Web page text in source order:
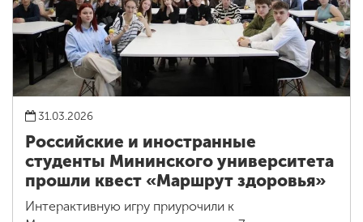
31.03.2026
Российские и иностранные
студенты Мининского университета
прошли квест «Маршрут здоровья»
Интерактивную игру приурочили к